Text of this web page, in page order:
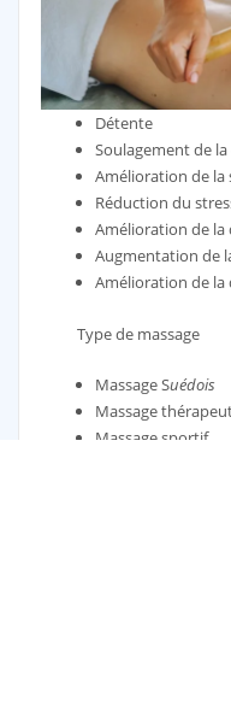
Détente
Soulagement de
Amélioration de la
Réduction du
Amélioration de
Augmentation de
Amélioration de la
Type de massage
Massage Suédois
Massage
Massage sportif